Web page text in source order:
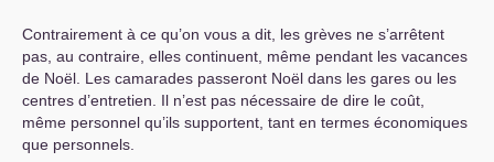
Contrairement à ce qu’on vous a dit, les grèves ne s’arrêtent
pas, au contraire, elles continuent, même pendant les vacances
de Noël. Les camarades passeront Noël dans les gares ou les
centres d’entretien. Il n’est pas nécessaire de dire le coût,
même personnel qu’ils supportent, tant en termes économiques
que personnels.